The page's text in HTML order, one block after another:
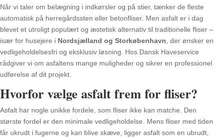
Når vi taler om belægning i indkørsler og på stier, tænker de fleste
automatisk på herregårdssten eller betonfliser. Men asfalt er i dag
blevet et utroligt populært og æstetisk alternativ til traditionelle fliser –
især for husejere i Nordsjælland og Storkøbenhavn , der ønsker en
vedligeholdelsesfri og eksklusiv løsning. Hos Dansk Haveservice
rådgiver vi om asfaltens mange muligheder og sikrer en professionel
udførelse af dit projekt.
Hvorfor vælge asfalt frem for fliser?
Asfalt har nogle unikke fordele, som fliser ikke kan matche. Den
største fordel er den minimale vedligeholdelse. Mens fliser med tiden
får ukrudt i fugerne og kan blive skæve, ligger asfalt som en ubrudt,